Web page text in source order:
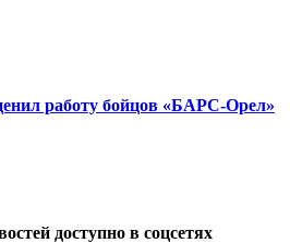
работу бойцов «БАРС-Орел»
доступно в соцсетях